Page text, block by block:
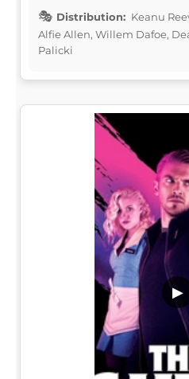
Distribution: Keanu
Alfie Allen, Willem Dafoe,
Palicki
▶